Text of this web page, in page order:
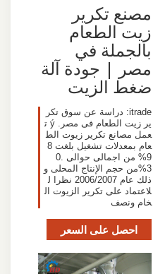
مصنع تكرير
زيت الطعام
بالجملة في
مصر | جودة آلة
ضغط الزيت
itrade: دراسة عن سوق تكر
ير زيت الطعام فى مصر. ý ت
عمل مصانع تكرير زيوت الط
عام بمعدلات تشغيل بلغت 8
9% من اجمالى حوالى 0.
3%من حجم الإنتاج المحلى و
ذلك عام 2006/2007 نظرا ل
لاعتماد على تكرير الزيوت ال
خام ونصف
احصل على السعر